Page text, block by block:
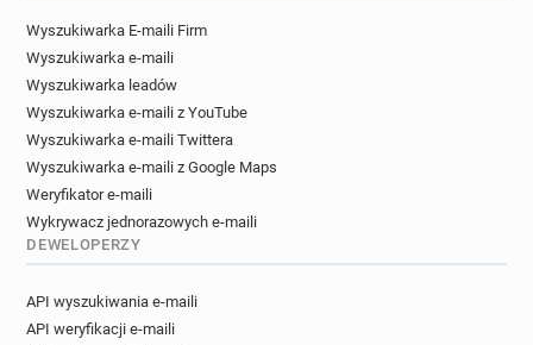
a*****@auchandirect.fr
d*******@auchandirect.fr
p************@auchandirect.fr
Wyszukiwarka E-maili Firm
Wyszukiwarka e-maili
Wyszukiwarka leadów
Wyszukiwarka e-maili z YouTube
Wyszukiwarka e-maili Twittera
Wyszukiwarka e-maili z Google Maps
Weryfikator e-maili
Wykrywacz jednorazowych e-maili
DEWELOPERZY
API wyszukiwania e-maili
API weryfikacji e-maili